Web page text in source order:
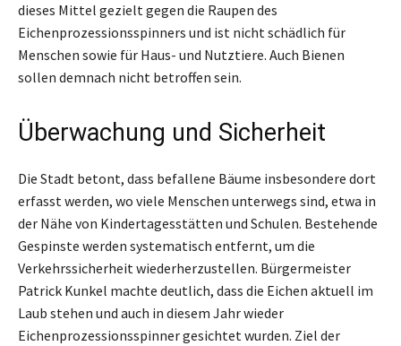
dieses Mittel gezielt gegen die Raupen des
Eichenprozessionsspinners und ist nicht schädlich für
Menschen sowie für Haus- und Nutztiere. Auch Bienen
sollen demnach nicht betroffen sein.
Überwachung und Sicherheit
Die Stadt betont, dass befallene Bäume insbesondere dort
erfasst werden, wo viele Menschen unterwegs sind, etwa in
der Nähe von Kindertagesstätten und Schulen. Bestehende
Gespinste werden systematisch entfernt, um die
Verkehrssicherheit wiederherzustellen. Bürgermeister
Patrick Kunkel machte deutlich, dass die Eichen aktuell im
Laub stehen und auch in diesem Jahr wieder
Eichenprozessionsspinner gesichtet wurden. Ziel der